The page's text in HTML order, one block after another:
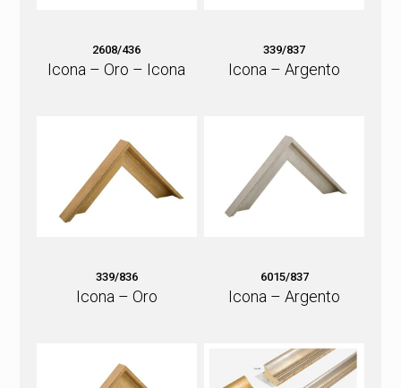
2608/436
Icona – Oro – Icona
339/837
Icona – Argento
339/836
Icona – Oro
6015/837
Icona – Argento